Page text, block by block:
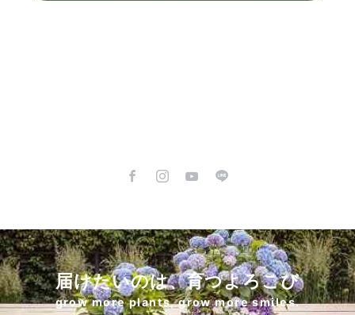
届けたいのは、育つよろこび
grow more plants, grow more smiles.